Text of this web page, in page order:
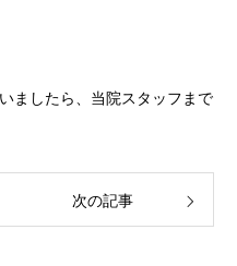
ましたら、当院スタッフまで
次の記事